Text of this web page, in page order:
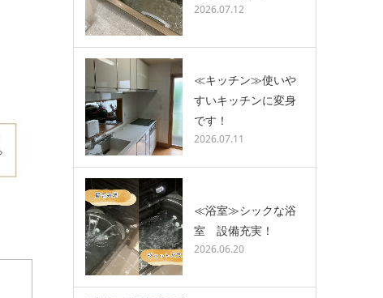
2026.07.12
≪キッチン≫使いや
すいキッチンに変身
です！
2026.07.11
≪浴室≫シックな浴
室 設備充実！
2026.06.20